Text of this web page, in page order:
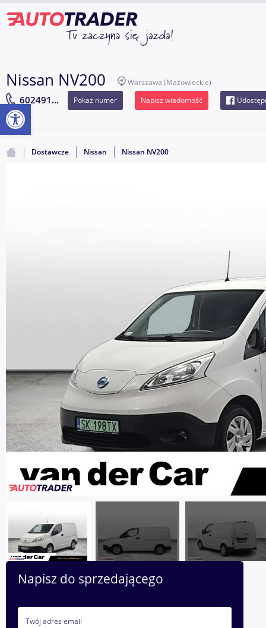
Nissan NV200 Warszawa (Mazowieckie)
602491... Pokaż numer Napisz wiadomość
Dostawcze Nissan Nissan NV200
Napisz do sprzedającego
Twój adres email
Otwórz pasek narzędzi